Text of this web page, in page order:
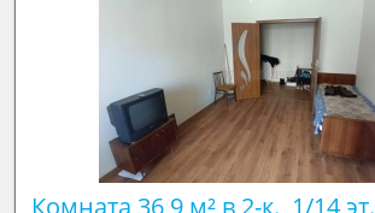
Комната 36,9 м² в 2-к., 1/14 эт.